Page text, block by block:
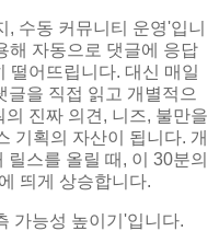
수동 커뮤니티 운영'입니
해 자동으로 댓글에 응답
떨어뜨립니다. 대신 매일
글을 직접 읽고 개별적으
진짜 의견, 니즈, 불만을
기획의 자산이 됩니다. 개
스를 올릴 때, 이 30분의
띄게 상승합니다.
가능성 높이기'입니다.